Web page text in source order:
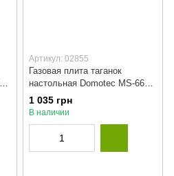
Артикул: 02855
Газовая плита таганок
настольная Domotec MS-6603
3 конфорки
1 035 грн
В наличии